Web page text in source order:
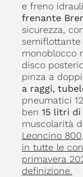
e freno
frenante
sicurezza,
monoblocco
disco
pinza a
a raggi,
pneumatici
ben 15 litri
muscolarità
Leoncino
in tutte le
primavera
definizione.